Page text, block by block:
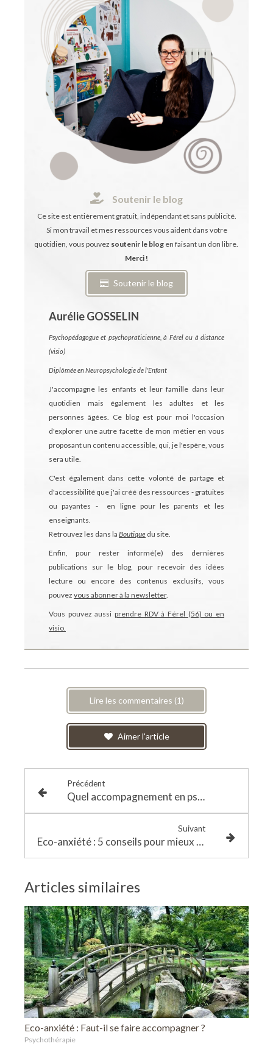
Soutenir le blog
Ce site est entièrement gratuit, indépendant et sans publicité.
Si mon travail et mes ressources vous aident dans votre
quotidien, vous pouvez soutenir le blogen faisant un don libre.
Merci !
Soutenir le blog
Aurélie GOSSELIN
Psychopédagogue et psychopraticienne, à Férel ou à distance
(visio)
Diplômée en Neuropsychologie de l'Enfant
J'accompagne les enfants et leur famille dans leur
quotidien mais également les adultes et les
personnes âgées.
Ce blog est pour moi l'occasion
d'explorer une autre facette de mon métier en vous
proposant un contenu accessible, qui, je l'espère, vous
sera utile.
C'est également dans cette volonté de partage et
d'accessibilité que j'ai créé des ressources - gratuites
ou payantes - en ligne pour les parents et les
enseignants.
Retrouvez les dans la Boutique du site.
Enfin, pour rester informé(e) des dernières
publications sur le blog, pour recevoir des idées
lecture ou encore des contenus exclusifs, vous
pouvez vous abonner à la newsletter.
Vous pouvez aussi prendre RDV à Férel (56) ou en
visio.
Lire les commentaires (1)
Aimer l'article
Précédent
Quel accompagnement en psychopédagogie ?
Suivant
Eco-anxiété : 5 conseils pour mieux vivre le quotidien
Articles similaires
Eco-anxiété : Faut-il se faire accompagner ?
Psychothérapie